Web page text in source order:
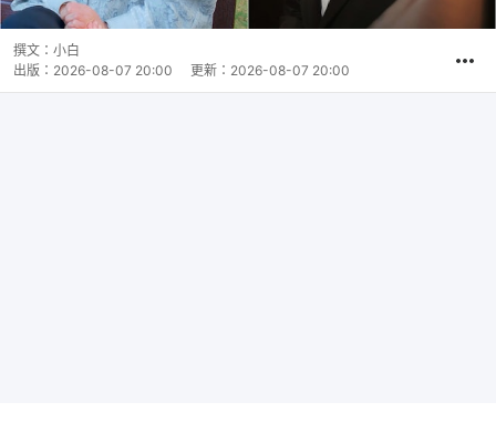
撰文： 小白
出版： 2026-08-07 20:00 更新： 2026-08-07 20:00